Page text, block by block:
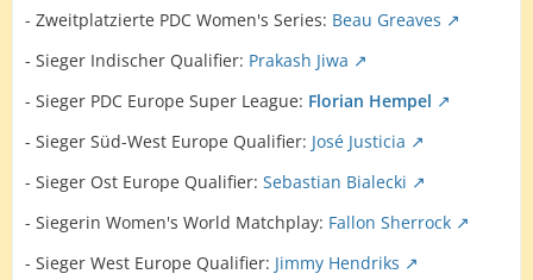
- Zweitplatzierte PDC Women's Series: Beau Greaves
- Sieger Indischer Qualifier: Prakash Jiwa
- Sieger PDC Europe Super League: Florian Hempel
- Sieger Süd-West Europe Qualifier: José Justicia
- Sieger Ost Europe Qualifier: Sebastian Bialecki
- Siegerin Women's World Matchplay: Fallon Sherrock
- Sieger West Europe Qualifier: Jimmy Hendriks